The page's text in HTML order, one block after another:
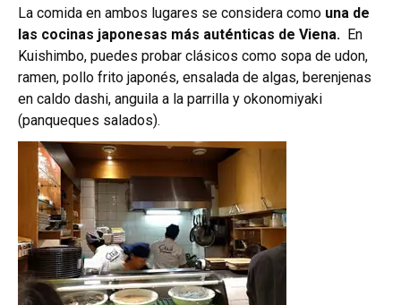
La comida en ambos lugares se considera como una de
las cocinas japonesas más auténticas de Viena. En
Kuishimbo, puedes probar clásicos como sopa de udon,
ramen, pollo frito japonés, ensalada de algas, berenjenas
en caldo dashi, anguila a la parrilla y okonomiyaki
(panqueques salados).